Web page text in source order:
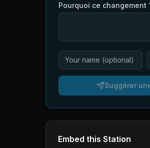
Pourquoi ce changement
Suggérer
Embed this Station